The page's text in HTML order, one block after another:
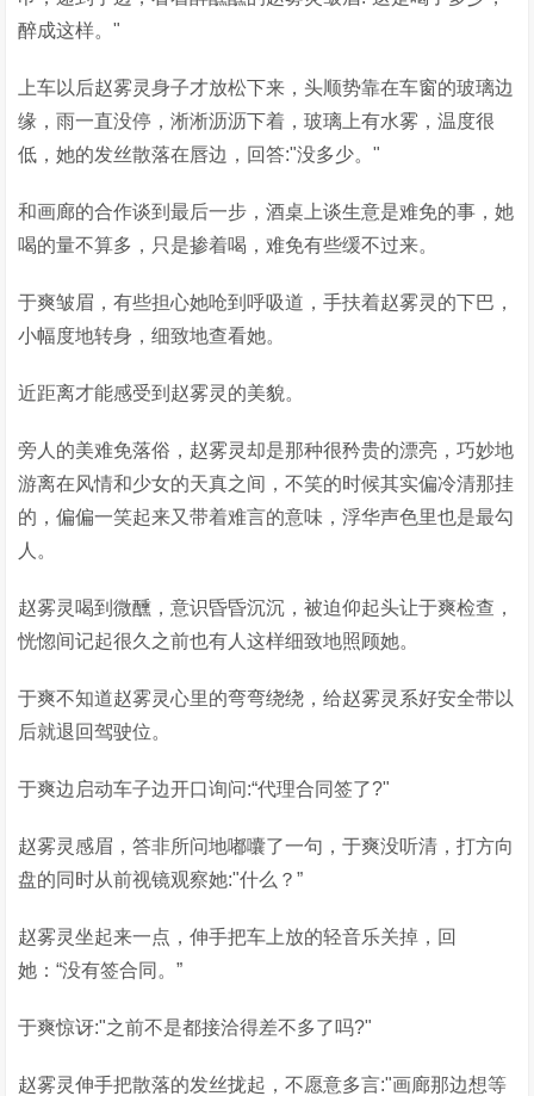
醉成这样。"
上车以后赵雾灵身子才放松下来，头顺势靠在车窗的玻璃边
缘，雨一直没停，淅淅沥沥下着，玻璃上有水雾，温度很
低，她的发丝散落在唇边，回答:"没多少。"
和画廊的合作谈到最后一步，酒桌上谈生意是难免的事，她
喝的量不算多，只是掺着喝，难免有些缓不过来。
于爽皱眉，有些担心她呛到呼吸道，手扶着赵雾灵的下巴，
小幅度地转身，细致地查看她。
近距离才能感受到赵雾灵的美貌。
旁人的美难免落俗，赵雾灵却是那种很矜贵的漂亮，巧妙地
游离在风情和少女的天真之间，不笑的时候其实偏冷清那挂
的，偏偏一笑起来又带着难言的意味，浮华声色里也是最勾
人。
赵雾灵喝到微醺，意识昏昏沉沉，被迫仰起头让于爽检查，
恍惚间记起很久之前也有人这样细致地照顾她。
于爽不知道赵雾灵心里的弯弯绕绕，给赵雾灵系好安全带以
后就退回驾驶位。
于爽边启动车子边开口询问:“代理合同签了?"
赵雾灵感眉，答非所问地嘟囔了一句，于爽没听清，打方向
盘的同时从前视镜观察她:"什么？”
赵雾灵坐起来一点，伸手把车上放的轻音乐关掉，回
她：“没有签合同。”
于爽惊讶:"之前不是都接洽得差不多了吗?"
赵雾灵伸手把散落的发丝拢起，不愿意多言:"画廊那边想等